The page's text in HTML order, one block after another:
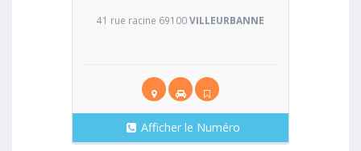
41 rue racine 69100VILLEURBANNE
Afficher le Numéro